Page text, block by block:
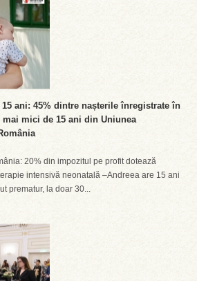
ani: 45% dintre nașterile înregistrate în
mici de 15 ani din Uniunea
20% din impozitul pe profit dotează
intensivă neonatală –Andreea are 15 ani
prematur, la doar 30...